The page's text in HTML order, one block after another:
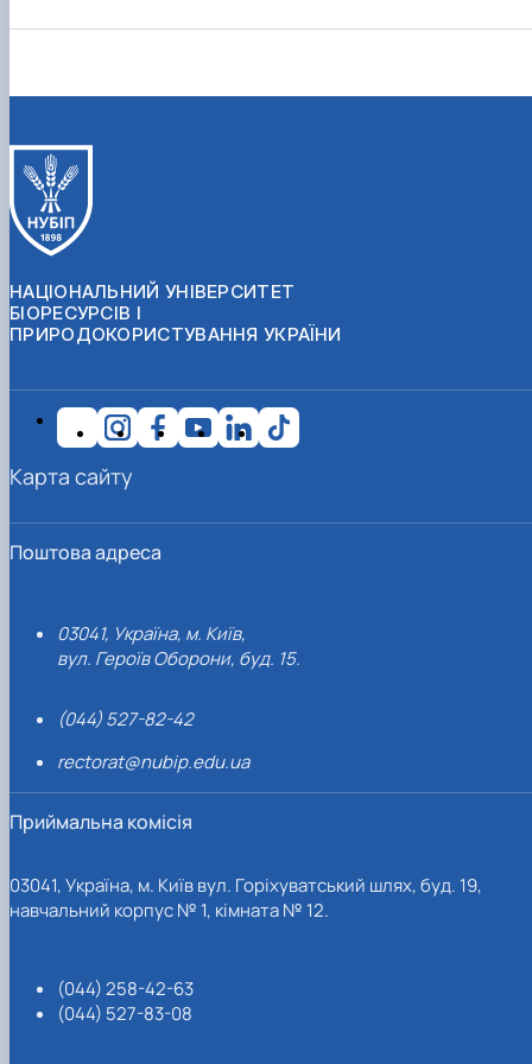
НАЦІОНАЛЬНИЙ УНІВЕРСИТЕТ
БІОРЕСУРСІВ І
ПРИРОДОКОРИСТУВАННЯ УКРАЇНИ
Поштова адреса
03041, Україна, м. Київ,
вул. Героїв Оборони, буд. 15.
(044) 527-82-42
rectorat@nubip.edu.ua
Приймальна комісія
03041, Україна, м. Київ вул. Горіхуватський шлях, буд. 19,
навчальний корпус № 1, кімната № 12.
(044) 258-42-63
(044) 527-83-08
Карта сайту